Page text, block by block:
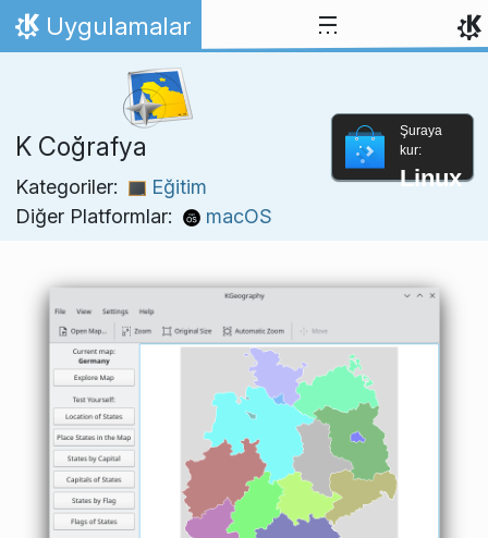
İçeriğe atla
Ana Sayfa
Uygulamalar
K Coğrafya
Kategoriler:
Eğitim
Diğer Platformlar:
macOS
Şuraya
kur:
Linux